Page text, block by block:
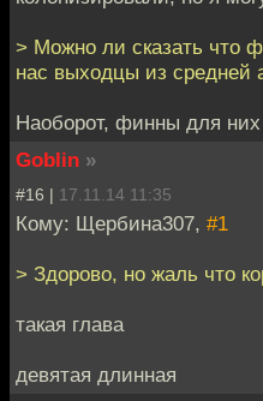
> Можно ли сказать что
нас выходцы из средней
Наоборот, финны для
Goblin »
#16 | 17.11.14 11:35
Кому: Щербина307, #1
> Здорово, но жаль что
такая глава
девятая длинная